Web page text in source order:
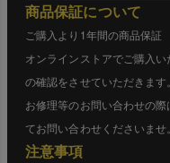
商品保証について
ご購入より1年間の商品保証
オンラインストアでご購入
の確認をさせていただきます。
お修理等のお問い合わせの
てお問い合わせくださいませ。
注意事項